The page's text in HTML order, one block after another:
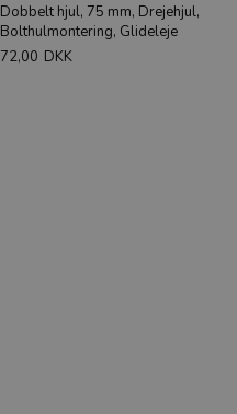
Dobbelt hjul, 75 mm, Drejehjul,
Bolthulmontering, Glideleje
72,00 DKK